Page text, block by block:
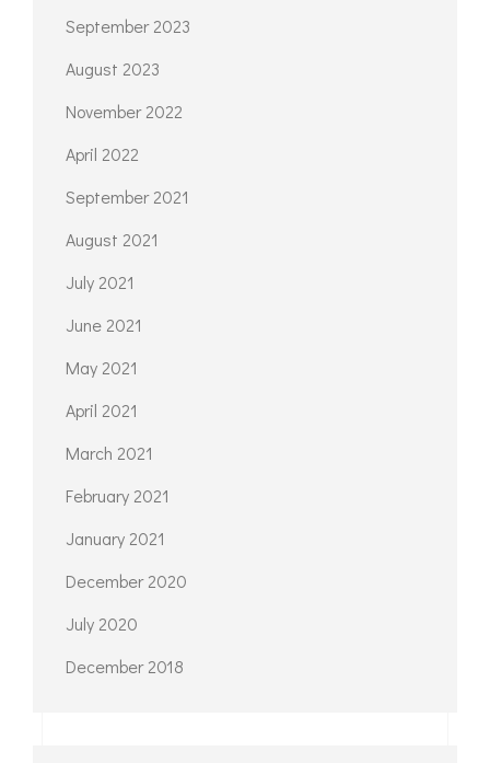
September 2023
August 2023
November 2022
April 2022
September 2021
August 2021
July 2021
June 2021
May 2021
April 2021
March 2021
February 2021
January 2021
December 2020
July 2020
December 2018